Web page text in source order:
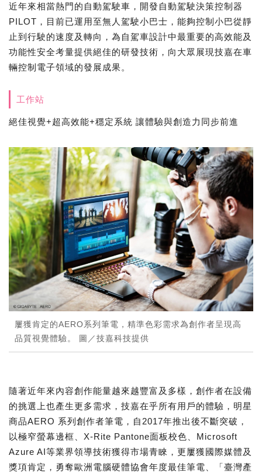
近年來相當熱門的自動駕駛車，開發自動駕駛決策控制器
PILOT，目前已運用至無人駕駛小巴士，能夠控制小巴從靜
止到行駛的速度及轉向，為自駕車設計中最重要的高效能及
功能性安全考量提供絕佳的研發技術，向大眾展現技嘉在車
輛控制電子領域的發展成果。
工作站
絕佳視覺+超高效能+穩定系統 讓體驗與創造力同步前進
屢獲肯定的AERO系列筆電，精準色彩需求為創作者呈現高
品質視覺體驗。 圖／技嘉科技提供
隨著近年來內容創作能量越來越豐富及多樣，創作者在設備
的挑選上也產生更多需求，技嘉在乎所有用戶的體驗，明星
商品AERO 系列創作者筆電，自2017年推出後不斷突破，
以極窄螢幕邊框、X-Rite Pantone面板校色、Microsoft
Azure AI等業界領導技術獲得市場青睞，更屢獲國際媒體及
獎項肯定，勇奪歐洲電腦硬體協會年度最佳筆電、「臺灣產